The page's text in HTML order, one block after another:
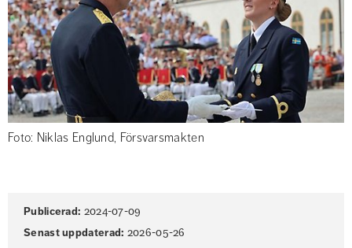
Foto: Niklas Englund, Försvarsmakten
Publicerad: 2024-07-09
Senast uppdaterad: 2026-05-26